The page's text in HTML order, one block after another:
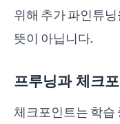
위해 추가 파인튜
뜻이 아닙니다.
프루닝과 체크
체크포인트는 학습